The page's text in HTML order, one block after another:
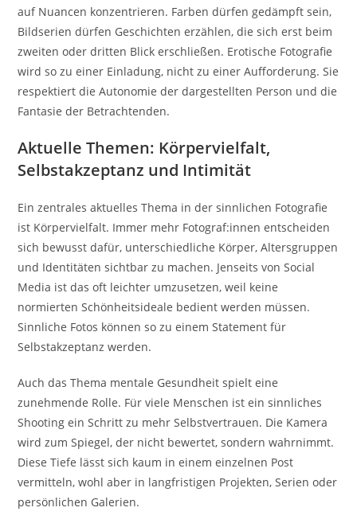
auf Nuancen konzentrieren. Farben dürfen gedämpft sein,
Bildserien dürfen Geschichten erzählen, die sich erst beim
zweiten oder dritten Blick erschließen. Erotische Fotografie
wird so zu einer Einladung, nicht zu einer Aufforderung. Sie
respektiert die Autonomie der dargestellten Person und die
Fantasie der Betrachtenden.
Aktuelle Themen: Körpervielfalt,
Selbstakzeptanz und Intimität
Ein zentrales aktuelles Thema in der sinnlichen Fotografie
ist Körpervielfalt. Immer mehr Fotograf:innen entscheiden
sich bewusst dafür, unterschiedliche Körper, Altersgruppen
und Identitäten sichtbar zu machen. Jenseits von Social
Media ist das oft leichter umzusetzen, weil keine
normierten Schönheitsideale bedient werden müssen.
Sinnliche Fotos können so zu einem Statement für
Selbstakzeptanz werden.
Auch das Thema mentale Gesundheit spielt eine
zunehmende Rolle. Für viele Menschen ist ein sinnliches
Shooting ein Schritt zu mehr Selbstvertrauen. Die Kamera
wird zum Spiegel, der nicht bewertet, sondern wahrnimmt.
Diese Tiefe lässt sich kaum in einem einzelnen Post
vermitteln, wohl aber in langfristigen Projekten, Serien oder
persönlichen Galerien.